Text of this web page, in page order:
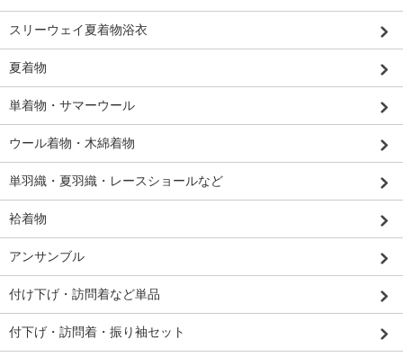
スリーウェイ夏着物浴衣
夏着物
単着物・サマーウール
ウール着物・木綿着物
単羽織・夏羽織・レースショールなど
袷着物
アンサンブル
付け下げ・訪問着など単品
付下げ・訪問着・振り袖セット